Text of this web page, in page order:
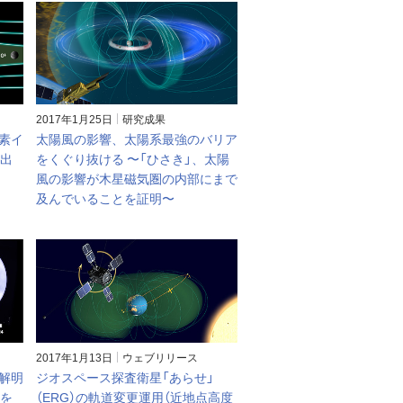
イ
2017年1月25日 研究成果
太陽風の影響、太陽系最強のバリア
をくぐり抜ける 〜「ひさき」、太陽
風の影響が木星磁気圏の内部にまで
及んでいることを証明〜
明
2017年1月13日 ウェブリリース
ジオスペース探査衛星「あらせ」
（ERG）の軌道変更運用（近地点高度